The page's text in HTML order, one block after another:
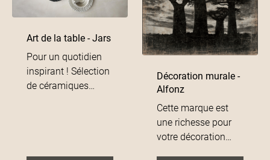
Art de la table - Jars
Pour un quotidien
inspirant ! Sélection
de céramiques
adore détourner,
Décoration murale -
Alfonz
Cette marque est
une richesse pour
votre décoration